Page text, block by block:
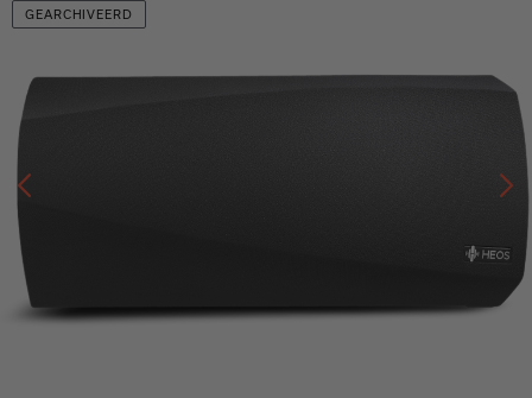
GEARCHIVEERD